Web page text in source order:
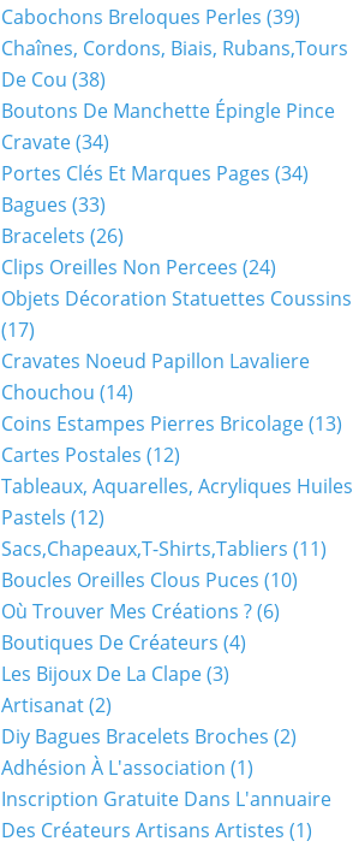
Cabochons Breloques Perles (39)
Chaînes, Cordons, Biais, Rubans,tours
De Cou (38)
Boutons De Manchette Épingle Pince
Cravate(34)
Portes Clés Et Marques Pages (34)
Bagues (33)
Bracelets (26)
Clips Oreilles Non Percees (24)
Objets Décoration Statuettes Coussins
(17)
Cravates Noeud Papillon Lavaliere
Chouchou (14)
Coins Estampes Pierres Bricolage(13)
Cartes Postales (12)
Tableaux, Aquarelles, Acryliques Huiles
Pastels (12)
Sacs,chapeaux,t-Shirts,tabliers (11)
Boucles Oreilles Clous Puces (10)
Où Trouver Mes Créations ?(6)
Boutiques De Créateurs (4)
Les Bijoux De La Clape(3)
Artisanat(2)
Diy Bagues Bracelets Broches (2)
Adhésion À L'association (1)
Inscription Gratuite Dans L'annuaire
Des Créateurs Artisans Artistes (1)